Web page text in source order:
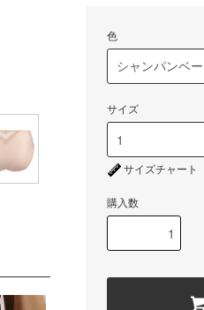
色
サイズ
サイズチャート
購入数